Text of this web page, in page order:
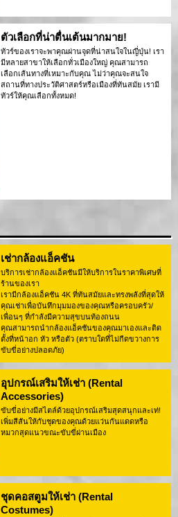
ตัวเลือกที่น่าตื่นเต้นมากมาย!
ทัวร์ของเราจะพาคุณผ่านจุดที่น่าสนใจในญี่ปุ่น! เรา
มีหลายสาขาให้เลือกทั่วเมืองใหญ่ คุณสามารถ
เลือกเส้นทางที่เหมาะกับคุณ ไม่ว่าคุณจะสนใจ
สถานที่ทางประวัติศาสตร์หรือเมืองที่ทันสมัย เรามี
ทัวร์ให้คุณเลือกทั้งหมด!
เช่ากล้องแอ็คชัน
บริการเช่ากล้องแอ็คชันมีให้บริการในราคาพิเศษที่
ร้านของเรา
เรามีกล้องแอ็คชัน 4K ที่ทันสมัยและทรงพลังที่สุดให้
คุณเช่าเพื่อบันทึกมุมมองของคุณหรือครอบครัว/
เพื่อนๆ ที่กำลังมีความสุขบนท้องถนน
คุณสามารถนำกล้องแอ็คชันของคุณมาเองและติด
ตั้งที่หน้าอก หัว หรือตัว (ตราบใดที่ไม่กีดขวางการ
ขับขี่อย่างปลอดภัย)
อุปกรณ์เสริมให้เช่า (Rental
Accessories)
ขับขี่อย่างมีสไตล์ด้วยอุปกรณ์เสริมสุดสนุกและเท่!
เพิ่มสีสันให้กับชุดของคุณด้วยแว่นกันแดดหรือ
หมวกสุดแนวขณะขับขี่ผ่านเมือง
ชุดคอสตูมให้เช่า (Rental
Costumes)